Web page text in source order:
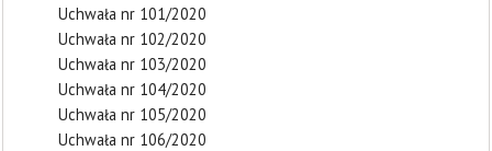
Uchwała nr 101/2020
Uchwała nr 102/2020
Uchwała nr 103/2020
Uchwała nr 104/2020
Uchwała nr 105/2020
Uchwała nr 106/2020